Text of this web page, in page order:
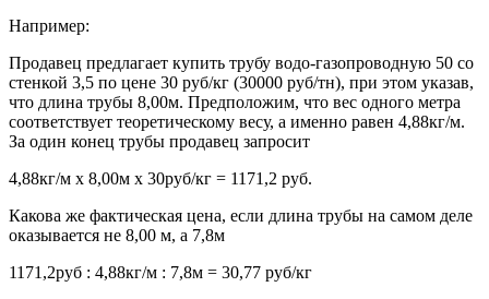
Например:
Продавец предлагает купить трубу водо-газопроводную 50 со
стенкой 3,5 по цене 30 руб/кг (30000 руб/тн), при этом указав,
что длина трубы 8,00м. Предположим, что вес одного метра
соответствует теоретическому весу, а именно равен 4,88кг/м.
За один конец трубы продавец запросит
4,88кг/м х 8,00м х 30руб/кг = 1171,2 руб.
Какова же фактическая цена, если длина трубы на самом деле
оказывается не 8,00 м, а 7,8м
1171,2руб : 4,88кг/м : 7,8м = 30,77 руб/кг